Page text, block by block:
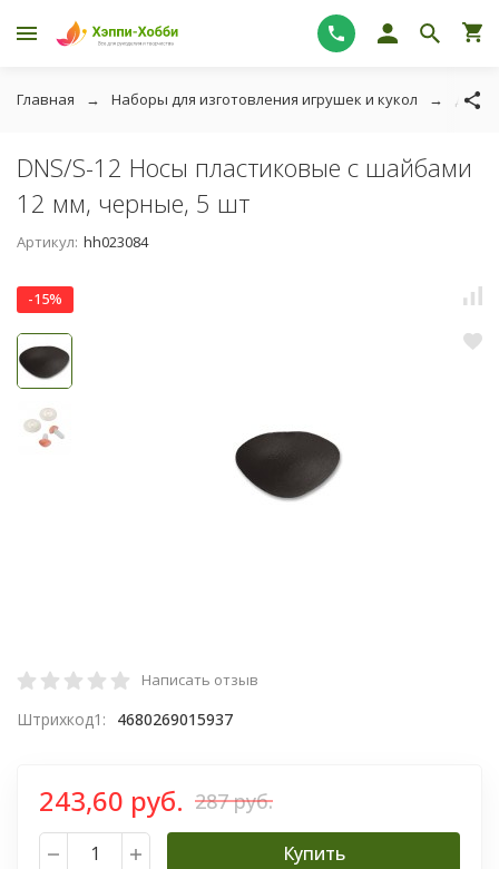
Главная Наборы для изготовления игрушек и кукол Для
DNS/S-12 Носы пластиковые с шайбами
12 мм, черные, 5 шт
Артикул: hh023084
-15%
Написать отзыв
Штрихкод1: 4680269015937
243,60 руб. 287 руб.
Купить